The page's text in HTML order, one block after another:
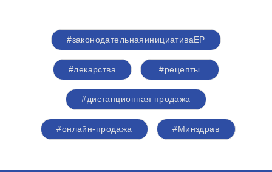
#законодательнаяинициативаЕР
#лекарства #рецепты
#дистанционная продажа
#онлайн-продажа #Минздрав